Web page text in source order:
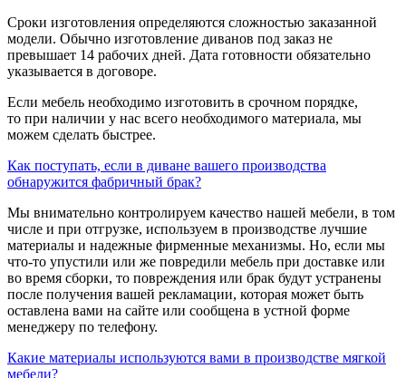
Сроки изготовления определяются сложностью заказанной
модели. Обычно изготовление диванов под заказ не
превышает 14 рабочих дней. Дата готовности обязательно
указывается в договоре.
Если мебель необходимо изготовить в срочном порядке,
то при наличии у нас всего необходимого материала, мы
можем сделать быстрее.
Как поступать, если в диване вашего производства
обнаружится фабричный брак?
Мы внимательно контролируем качество нашей мебели, в том
числе и при отгрузке, используем в производстве лучшие
материалы и надежные фирменные механизмы. Но, если мы
что-то упустили или же повредили мебель при доставке или
во время сборки, то повреждения или брак будут устранены
после получения вашей рекламации, которая может быть
оставлена вами на сайте или сообщена в устной форме
менеджеру по телефону.
Какие материалы используются вами в производстве мягкой
мебели?